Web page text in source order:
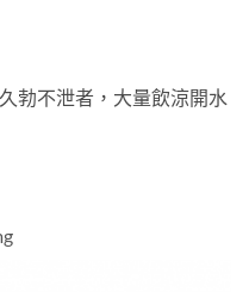
勃不泄者，大量飲涼開水